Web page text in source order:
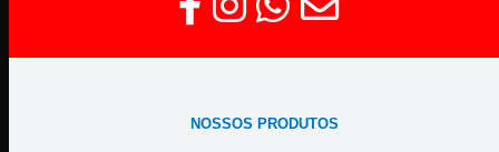
NOSSOS PRODUTOS